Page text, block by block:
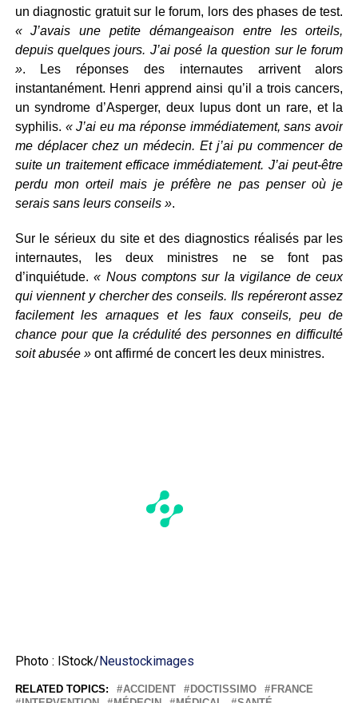
un diagnostic gratuit sur le forum, lors des phases de test.
« J’avais une petite démangeaison entre les orteils,
depuis quelques jours. J’ai posé la question sur le forum
». Les réponses des internautes arrivent alors
instantanément. Henri apprend ainsi qu’il a trois cancers,
un syndrome d’Asperger, deux lupus dont un rare, et la
syphilis. « J’ai eu ma réponse immédiatement, sans avoir
me déplacer chez un médecin. Et j’ai pu commencer de
suite un traitement efficace immédiatement. J’ai peut-être
perdu mon orteil mais je préfère ne pas penser où je
serais sans leurs conseils ».
Sur le sérieux du site et des diagnostics réalisés par les
internautes, les deux ministres ne se font pas
d’inquiétude.« Nous comptons sur la vigilance de ceux
qui viennent y chercher des conseils. Ils repéreront assez
facilement les arnaques et les faux conseils, peu de
chance pour que la crédulité des personnes en difficulté
soit abusée »ont affirmé de concert les deux ministres.
Photo : IStock/Neustockimages
RELATED TOPICS: ACCIDENT DOCTISSIMO
FRANCE